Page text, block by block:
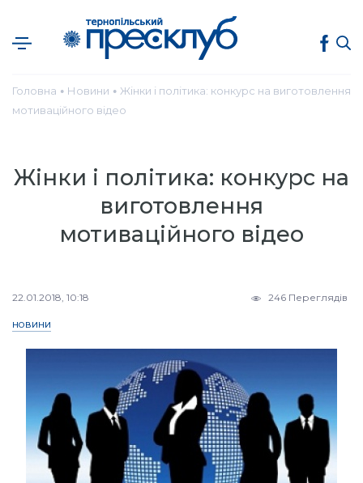
Головна ● Новини ● Жінки і політика: конкурс на виготовлення
мотиваційного відео
Жінки і політика: конкурс на
виготовлення
мотиваційного відео
22.01.2018, 10:18 246 Переглядів
НОВИНИ